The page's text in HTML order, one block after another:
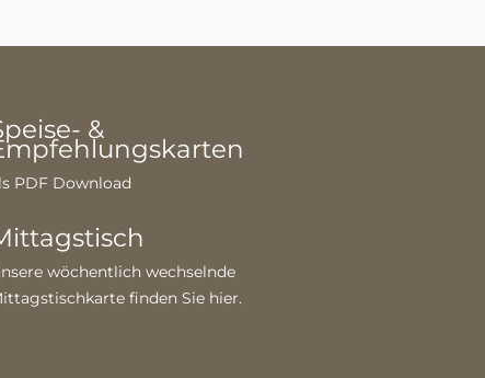
&
PDF Download
wöchentlich wechselnde
finden Sie hier.